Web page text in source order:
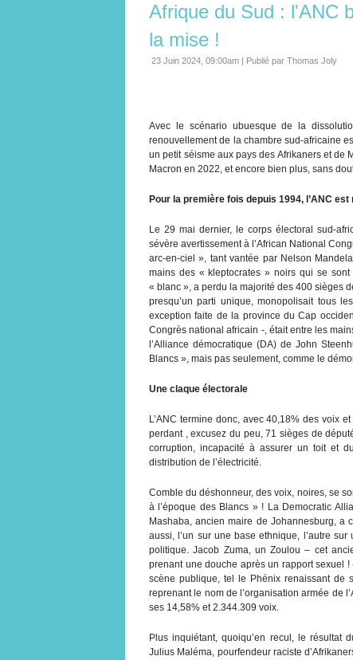
Afrique du Sud : l'ANC
la mise !
23 Juin 2024, 09:00am Publié par Thomas Joly
Avec le scénario ubuesque de la
renouvellement de la chambre sud-africaine
un petit séisme aux pays des Afrikaners et de
Macron en 2022, et encore bien plus, sans
Pour la première fois depuis 1994, l’ANC
Le 29 mai dernier, le corps électoral sud-
sévère avertissement à l’African National
arc-en-ciel », tant vantée par Nelson
mains des « kleptocrates » noirs qui se
« blanc », a perdu la majorité des 400 sièges
presqu’un parti unique, monopolisait tous
exception faite de la province du Cap
Congrès national africain -, était entre les
l’Alliance démocratique (DA) de John
Blancs », mais pas seulement, comme le
Une claque électorale
L’ANC termine donc, avec 40,18% des voix
perdant , excusez du peu, 71 sièges de
corruption, incapacité à assurer un toit et
distribution de l’électricité.
Comble du déshonneur, des voix, noires, se
à l’époque des Blancs » ! La Democratic
Mashaba, ancien maire de Johannesburg, a
aussi, l’un sur une base ethnique, l’autre
politique. Jacob Zuma, un Zoulou – cet
prenant une douche après un rapport sexuel
scène publique, tel le Phénix renaissant de
reprenant le nom de l’organisation armée de
ses 14,58% et 2.344.309 voix.
Plus inquiétant, quoiqu’en recul, le résultat
Julius Maléma, pourfendeur raciste